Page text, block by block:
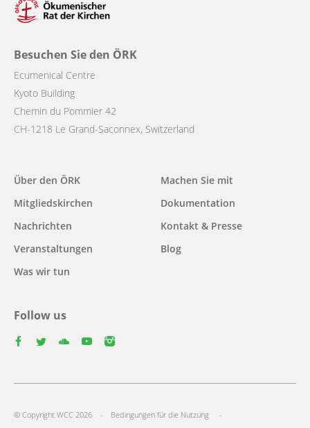
Besuchen Sie den ÖRK
Ecumenical Centre
Kyoto Building
Chemin du Pommier 42
CH-1218 Le Grand-Saconnex, Switzerland
Main
navigation
Über den ÖRK
Mitgliedskirchen
Nachrichten
Veranstaltungen
Was wir tun
Machen Sie mit
Dokumentation
Kontakt & Presse
Blog
Follow us
language
© Copyright WCC 2026
Bedingungen für die Nutzung